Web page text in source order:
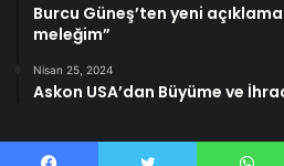
Burcu Güneş’ten yeni
meleğim”
Nisan 25, 2024
Askon USA’dan Büyüme ve